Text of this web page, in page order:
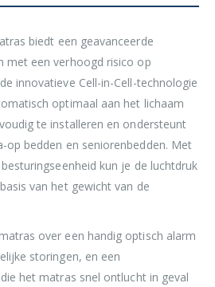
biedt een geavanceerde
met een verhoogd risico op
innovatieve Cell-in-Cell-technologie
optimaal aan het lichaam
te installeren en ondersteunt
op bedden en seniorenbedden. Met
kun je de luchtdruk
van het gewicht van de
over een handig optisch alarm
storingen, en een
het matras snel ontlucht in geval